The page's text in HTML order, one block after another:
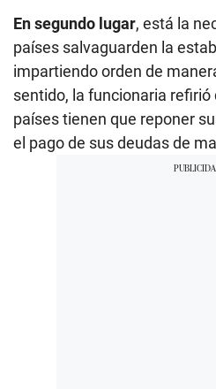
En segundo lugar, está la
países salvaguarden la
impartiendo orden de
sentido, la funcionaria refirió
países tienen que reponer
el pago de sus deudas de